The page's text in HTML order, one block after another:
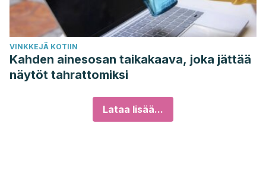
VINKKEJÄ KOTIIN
Kahden ainesosan taikakaava, joka jättää
näytöt tahrattomiksi
Lataa lisää...